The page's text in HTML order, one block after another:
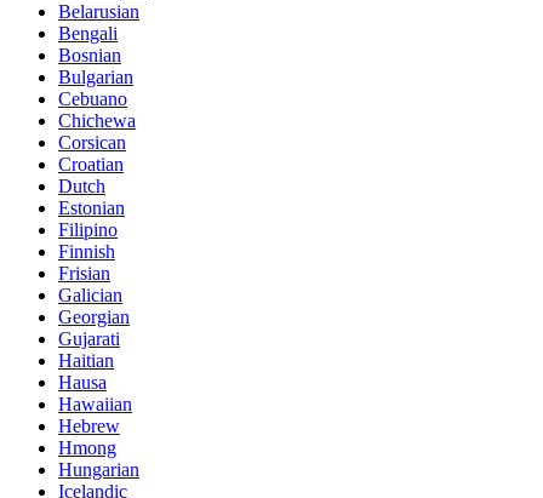
Belarusian
Bengali
Bosnian
Bulgarian
Cebuano
Chichewa
Corsican
Croatian
Dutch
Estonian
Filipino
Finnish
Frisian
Galician
Georgian
Gujarati
Haitian
Hausa
Hawaiian
Hebrew
Hmong
Hungarian
Icelandic